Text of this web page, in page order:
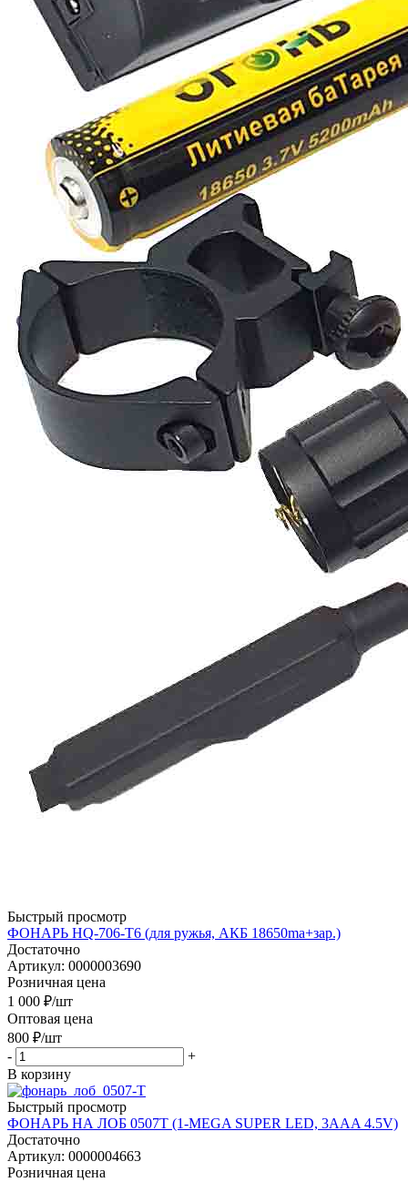
Быстрый просмотр
ФОНАРЬ HQ-706-T6 (для ружья, АКБ 18650ma+зар.)
Достаточно
Артикул: 0000003690
Розничная цена
1 000 ₽/шт
Оптовая цена
800 ₽/шт
-
+
В корзину
Быстрый просмотр
ФОНАРЬ НА ЛОБ 0507T (1-MEGA SUPER LED, 3AAA 4.5V)
Достаточно
Артикул: 0000004663
Розничная цена